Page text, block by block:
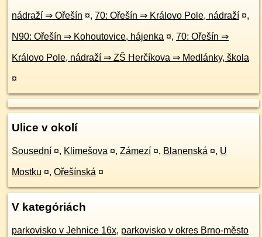
nádraží ⇒ Ořešín ¤, 70: Ořešín ⇒ Královo Pole, nádraží ¤,
N90: Ořešín ⇒ Kohoutovice, hájenka ¤, 70: Ořešín ⇒
Královo Pole, nádraží ⇒ ZŠ Herčíkova ⇒ Medlánky, škola
¤
Ulice v okolí
Sousední ¤, Klimešova ¤, Zámezí ¤, Blanenská ¤, U
Mostku ¤, Ořešínská ¤
V kategóriách
parkovisko v Jehnice 16x, parkovisko v okres Brno-město